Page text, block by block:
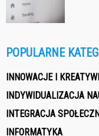
POPULARNE
INNOWACJE I
INDYWIDUALIZACJA
INTEGRACJA
INFORMATYKA